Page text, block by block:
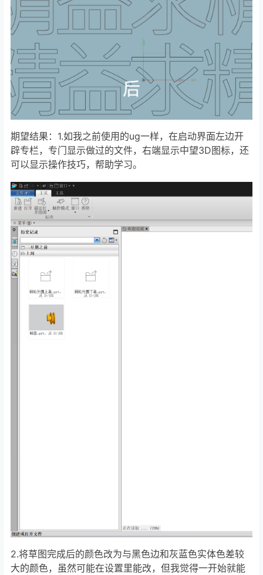
期望结果：1.如我之前使用的ug一样，在启动界面左边开
辟专栏，专门显示做过的文件，右端显示中望3D图标，还
可以显示操作技巧，帮助学习。
2.将草图完成后的颜色改为与黑色边和灰蓝色实体色差较
大的颜色，虽然可能在设置里能改，但我觉得一开始就能